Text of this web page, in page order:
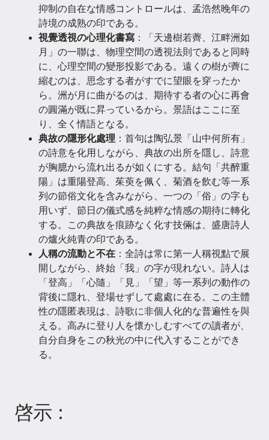
抑制の自在な情感コントロールは、孟浩然晚年の
詩境の成熟の印である。
視覺透視の心理化書寫 ：「天邊樹若薺、江畔洲如
月」の一聯は、物理空間の透視法則であると同時
に、心理空間の變形投影である。遠くの樹が薺に
縮むのは、思念する者がすでに望眼を穿ったか
ら。洲が月に曲がるのは、期待する者の心に再會
の圓滿が既に昇っているから。景語はここに至
り、全く情語となる。
典故の隱形化處理 ：首句は陶弘景「山中何所有」
の詩意を化用しながら、典故の出所を隱し、詩意
が胸臆から流れ出るが如くにする。結句「共醉重
陽」は重陽登高、茱萸を佩く、菊酒を飲む等一系
列の節俗文化を含みながら、一つの「俗」の字も
用いず、節日の儀式感を純粹な情感の期待に轉化
する。この典故を痕跡なく化す技倆は、盛唐詩人
の爐火純青の印である。
人稱の流動と不在 ：全詩は常に第一人稱視點で展
開しながら、終始「我」の字が現れない。詩人は
「登高」「心隨」「見」「望」等一系列の動作の
背後に隱れ、登場せずして處處に在る。この主體
性の隱匿表現は、詩歌に非個人化的な普遍性を與
える。高みに登り人を懷かしむすべての讀者が、
自分自身をこの秋光の中に代入することができ
る。
啓示：